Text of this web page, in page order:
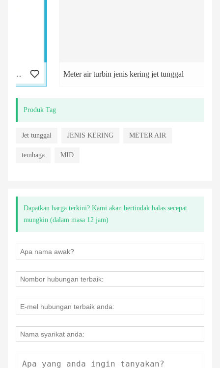
Meter air turbin jenis kering jet tunggal
Produk Tag
Jet tunggal JENIS KERING METER AIR
tembaga MID
Dapatkan harga terkini? Kami akan bertindak balas secepat
mungkin (dalam masa 12 jam)